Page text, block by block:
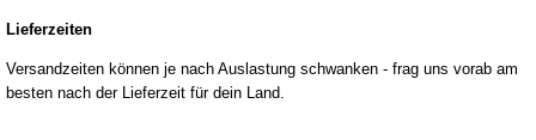
Lieferzeiten
Versandzeiten können je nach Auslastung schwanken - frag uns vorab am
besten nach der Lieferzeit für dein Land.